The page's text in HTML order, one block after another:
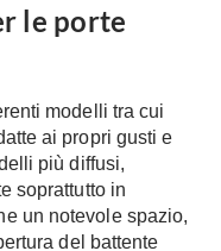
Porte
Porte Scorrevoli
Portoni
Maniglie
le porte
modelli tra cui
ai propri gusti e
più diffusi,
soprattutto in
un notevole spazio,
del battente